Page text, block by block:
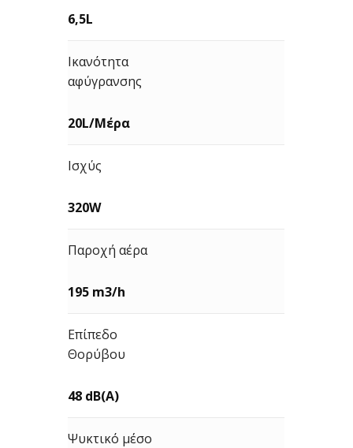
6,5L
Ικανότητα
αφύγρανσης
20L/Μέρα
Ισχύς
320W
Παροχή αέρα
195 m3/h
Επίπεδο
Θορύβου
48 dB(A)
Ψυκτικό μέσο